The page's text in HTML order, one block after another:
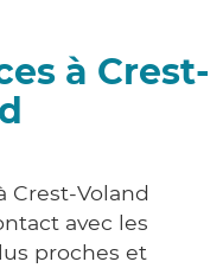
à Crest-
Crest-Voland
avec les
proches et